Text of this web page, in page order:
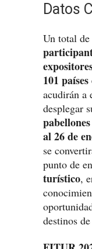
Datos
Un total de
101
acudirán a
desplegar
pabellones
al 26 de
se
punto de
turístico,
destinos